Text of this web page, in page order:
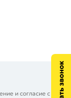
и согласие с